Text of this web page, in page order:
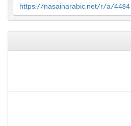
https://nasainarabic.net/r/a/4484